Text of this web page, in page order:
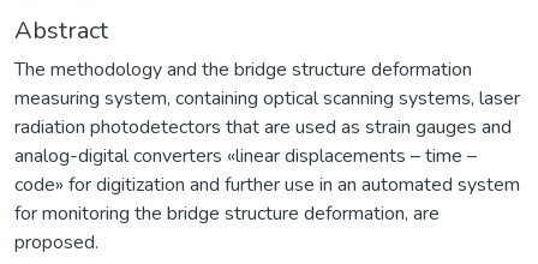
Abstract
The methodology and the bridge structure deformation
measuring system, containing optical scanning systems, laser
radiation photodetectors that are used as strain gauges and
analog-digital converters «linear displacements – time –
code» for digitization and further use in an automated system
for monitoring the bridge structure deformation, are
proposed.